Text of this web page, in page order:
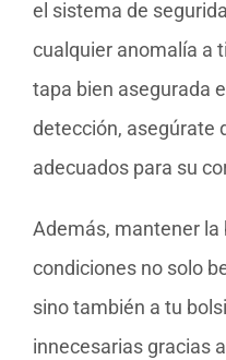
el sistema de
cualquier anomalía a
tapa bien asegurada
detección, asegúrate
adecuados para su
Además, mantener
condiciones no solo
sino también a tu
innecesarias gracias